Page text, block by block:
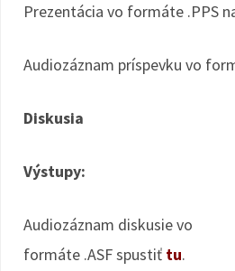
Prezentácia vo formáte .PPS
Audiozáznam príspevku vo
Diskusia
Výstupy:
Audiozáznam diskusie vo
formáte .ASF spustiť tu.